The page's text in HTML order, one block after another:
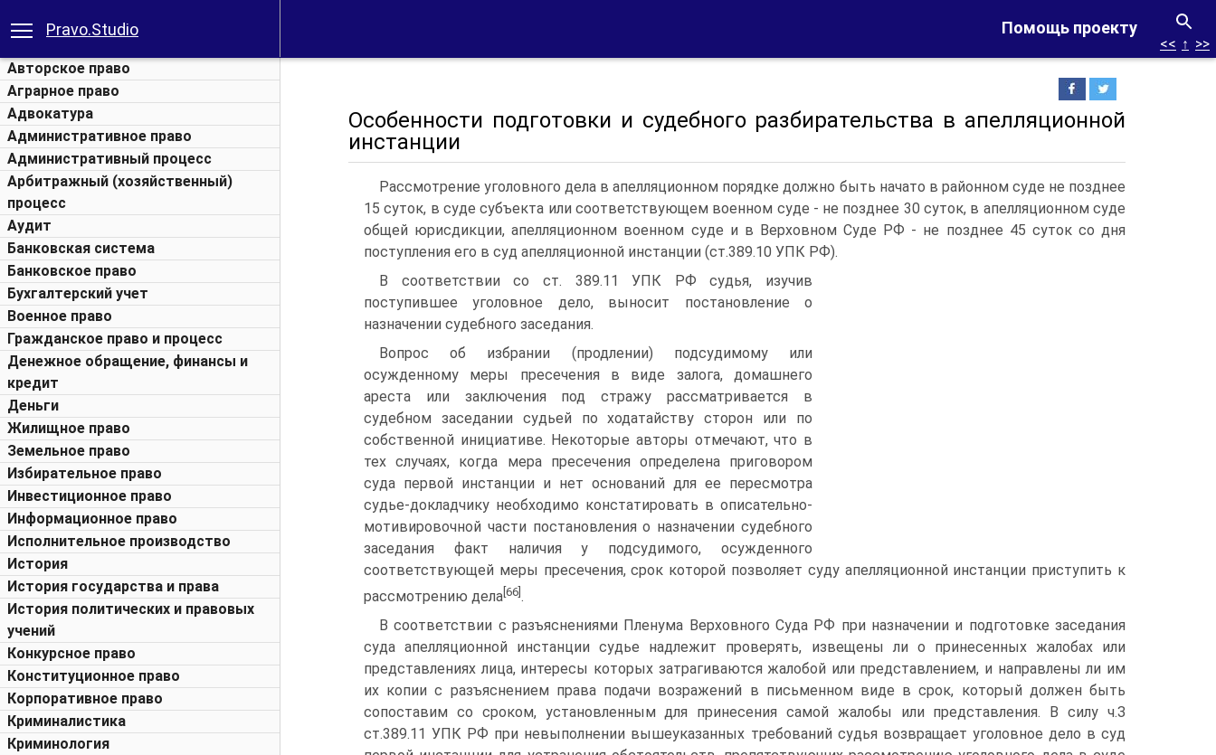
Помощь проекту
Pravo.Studio
Авторское право
Аграрное право
Адвокатура
Административное право
Административный процесс
Арбитражный (хозяйственный)
процесс
Аудит
Банковская система
Банковское право
Бухгалтерский учет
Военное право
Гражданское право и процесс
Денежное обращение, финансы и
кредит
Деньги
Жилищное право
Земельное право
Избирательное право
Инвестиционное право
Информационное право
Исполнительное производство
История
История государства и права
История политических и правовых
учений
Конкурсное право
Конституционное право
Корпоративное право
Криминалистика
Криминология
<< ↑ >>
Особенности подготовки и судебного разбирательства в апелляционной
инстанции
Рассмотрение уголовного дела в апелляционном порядке должно быть начато в районном суде не позднее
15 суток, в суде субъекта или соответствующем военном суде - не позднее 30 суток, в апелляционном суде
общей юрисдикции, апелляционном военном суде и в Верховном Суде РФ - не позднее 45 суток со дня
поступления его в суд апелляционной инстанции (ст.389.10 УПК РФ).
В соответствии со ст. 389.11 УПК РФ судья, изучив
поступившее уголовное дело, выносит постановление о
назначении судебного заседания.
Вопрос об избрании (продлении) подсудимому или
осужденному меры пресечения в виде залога, домашнего
ареста или заключения под стражу рассматривается в
судебном заседании судьей по ходатайству сторон или по
собственной инициативе. Некоторые авторы отмечают, что в
тех случаях, когда мера пресечения определена приговором
суда первой инстанции и нет оснований для ее пересмотра
судье-докладчику необходимо констатировать в описательно-
мотивировочной части постановления о назначении судебного
заседания факт наличия у подсудимого, осужденного
соответствующей меры пресечения, срок которой позволяет суду апелляционной инстанции приступить к
рассмотрению дела [66] .
В соответствии с разъяснениями Пленума Верховного Суда РФ при назначении и подготовке заседания
суда апелляционной инстанции судье надлежит проверять, извещены ли о принесенных жалобах или
представлениях лица, интересы которых затрагиваются жалобой или представлением, и направлены ли им
их копии с разъяснением права подачи возражений в письменном виде в срок, который должен быть
сопоставим со сроком, установленным для принесения самой жалобы или представления. В силу ч.З
ст.389.11 УПК РФ при невыполнении вышеуказанных требований судья возвращает уголовное дело в суд